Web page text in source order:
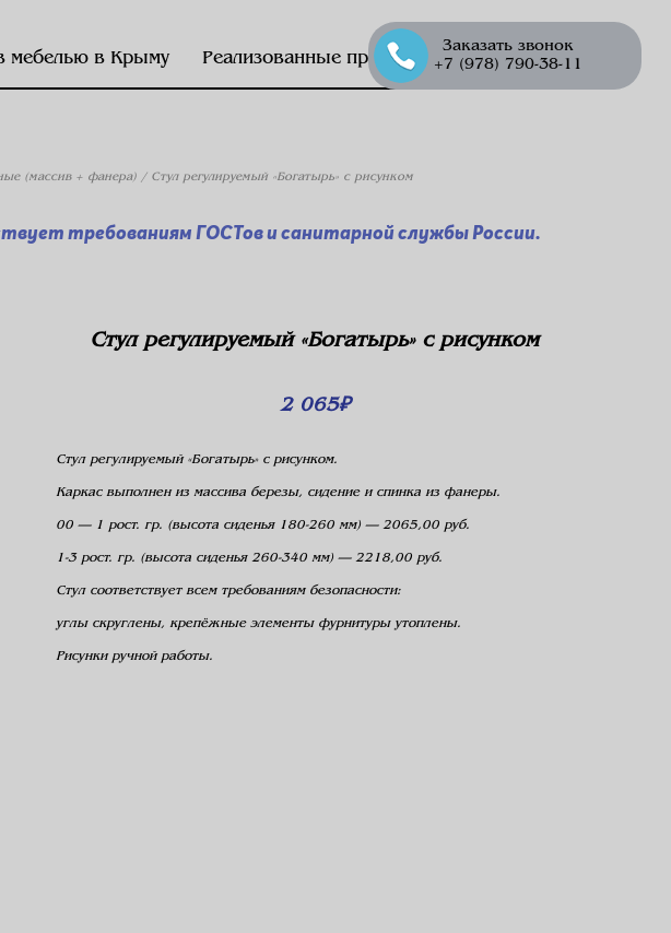
мебелью в Крыму Реализованные проекты
Заказать звонок
+7 (978) 790-38-11
(массив + фанера)/ Стул регулируемый «Богатырь» с рисунком
требованиям ГОСТов и санитарной службы России.
Стул регулируемый «Богатырь» с рисунком
2 065₽
Стул регулируемый «Богатырь» с рисунком.
Каркас выполнен из массива березы, сидение и спинка из фанеры.
00 — 1 рост. гр. (высота сиденья 180-260 мм) — 2065,00 руб.
1-3 рост. гр. (высота сиденья 260-340 мм) — 2218,00 руб.
Стул соответствует всем требованиям безопасности:
углы скруглены, крепёжные элементы фурнитуры утоплены.
Рисунки ручной работы.